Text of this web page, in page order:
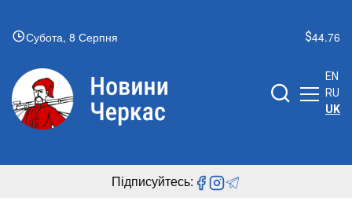
Субота, 8 Серпня 44.76
EN
RU
UK
Підписуйтесь: